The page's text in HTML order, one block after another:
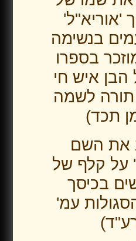
'אוריא"ל'
בנשימה
בספרו
איש חי
לשמה
תכד)
את השם
על קלף של
בכיסך
עמ'